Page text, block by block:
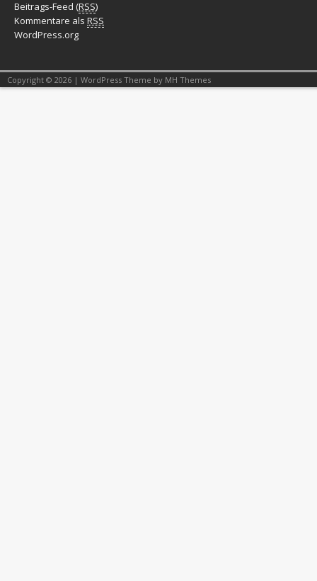
Beitrags-Feed (RSS)
Kommentare als RSS
WordPress.org
Copyright © 2026 | WordPress Theme by MH Themes